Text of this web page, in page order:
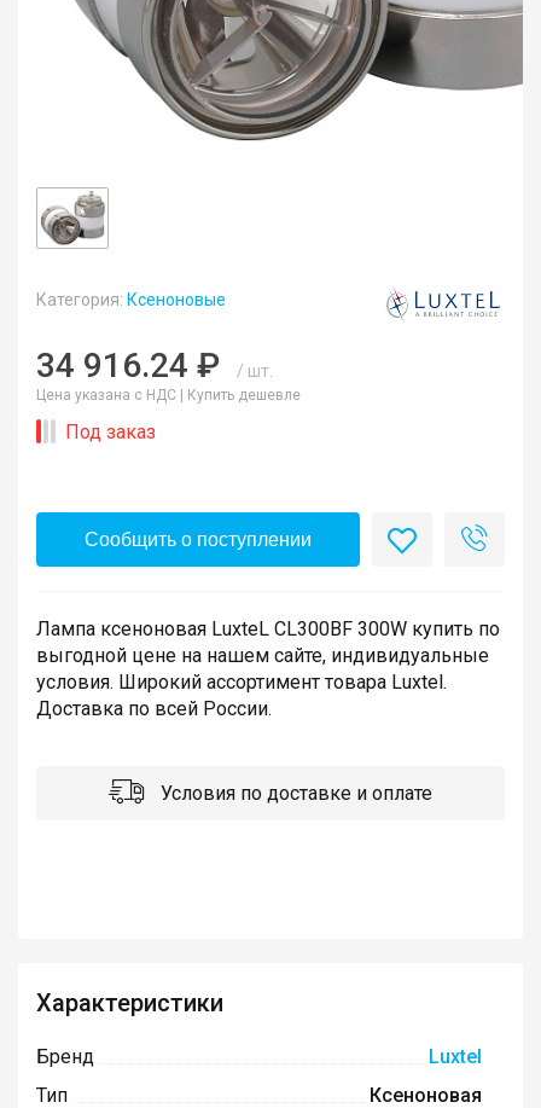
Категория: Ксеноновые
34 916.24 ₽ / шт.
Цена указана с НДС | Купить дешевле
Под заказ
Сообщить о поступлении
Лампа ксеноновая LuxteL CL300BF 300W купить по
выгодной цене на нашем сайте, индивидуальные
условия. Широкий ассортимент товара Luxtel.
Доставка по всей России.
Условия по доставке и оплате
Характеристики
Бренд
Luxtel
Тип
Ксеноновая